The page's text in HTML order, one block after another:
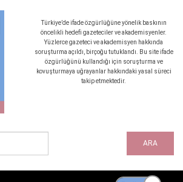
Türkiye’de ifade özgürlüğüne yönelik baskının
öncelikli hedefi gazeteciler ve akademisyenler.
Yüzlerce gazeteci ve akademisyen hakkında
soruşturma açıldı, birçoğu tutuklandı. Bu site ifade
özgürlüğünü kullandığı için soruşturma ve
kovuşturmaya uğrayanlar hakkındaki yasal süreci
takip etmektedir.
ARA